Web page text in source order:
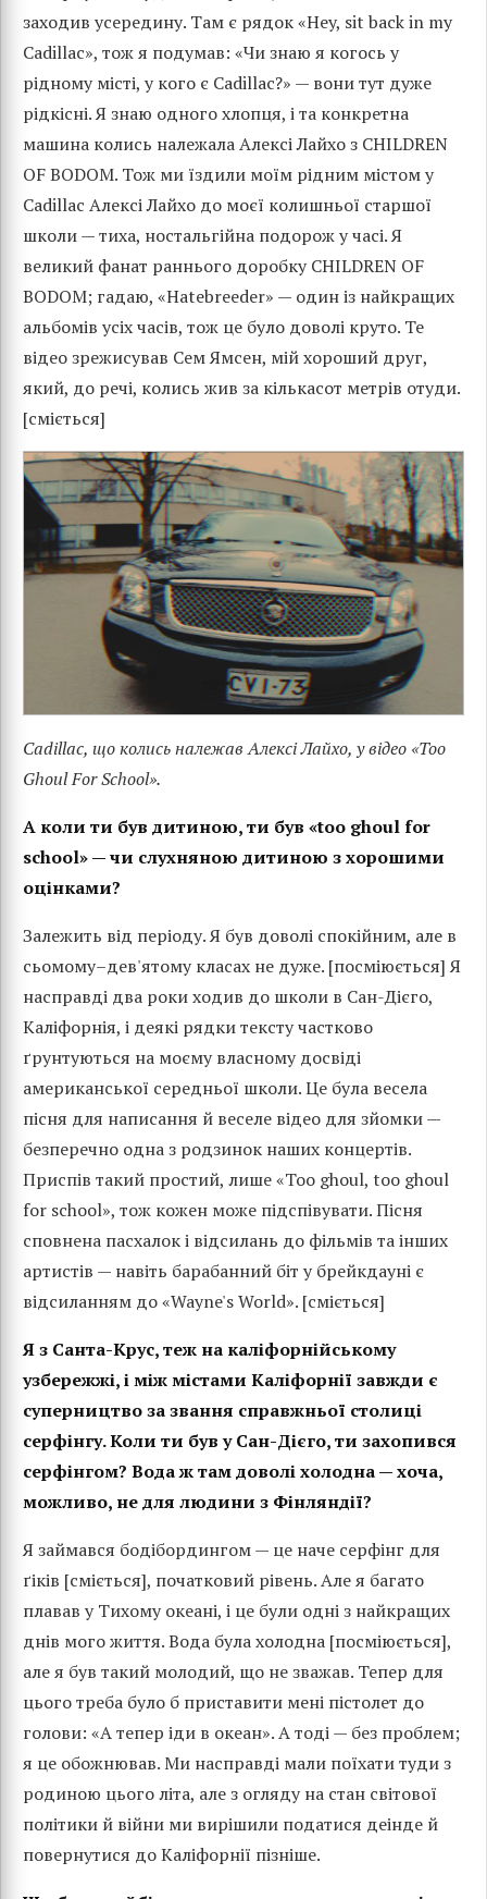
заходив усередину. Там є рядок «Hey, sit back in my
Cadillac», тож я подумав: «Чи знаю я когось у
рідному місті, у кого є Cadillac?» — вони тут дуже
рідкісні. Я знаю одного хлопця, і та конкретна
машина колись належала Алексі Лайхо з CHILDREN
OF BODOM. Тож ми їздили моїм рідним містом у
Cadillac Алексі Лайхо до моєї колишньої старшої
школи — тиха, ностальгійна подорож у часі. Я
великий фанат раннього доробку CHILDREN OF
BODOM; гадаю, «Hatebreeder» — один із найкращих
альбомів усіх часів, тож це було доволі круто. Те
відео зрежисував Сем Ямсен, мій хороший друг,
який, до речі, колись жив за кількасот метрів отуди.
[сміється]
Cadillac, що колись належав Алексі Лайхо, у відео «Too
Ghoul For School».
А коли ти був дитиною, ти був «too ghoul for
school» — чи слухняною дитиною з хорошими
оцінками?
Залежить від періоду. Я був доволі спокійним, але в
сьомому–дев'ятому класах не дуже. [посміюється] Я
насправді два роки ходив до школи в Сан-Дієго,
Каліфорнія, і деякі рядки тексту частково
ґрунтуються на моєму власному досвіді
американської середньої школи. Це була весела
пісня для написання й веселе відео для зйомки —
безперечно одна з родзинок наших концертів.
Приспів такий простий, лише «Too ghoul, too ghoul
for school», тож кожен може підспівувати. Пісня
сповнена пасхалок і відсилань до фільмів та інших
артистів — навіть барабанний біт у брейкдауні є
відсиланням до «Wayne's World». [сміється]
Я з Санта-Крус, теж на каліфорнійському
узбережжі, і між містами Каліфорнії завжди є
суперництво за звання справжньої столиці
серфінгу. Коли ти був у Сан-Дієго, ти захопився
серфінгом? Вода ж там доволі холодна — хоча,
можливо, не для людини з Фінляндії?
Я займався бодібордингом — це наче серфінг для
ґіків [сміється], початковий рівень. Але я багато
плавав у Тихому океані, і це були одні з найкращих
днів мого життя. Вода була холодна [посміюється],
але я був такий молодий, що не зважав. Тепер для
цього треба було б приставити мені пістолет до
голови: «А тепер іди в океан». А тоді — без проблем;
я це обожнював. Ми насправді мали поїхати туди з
родиною цього літа, але з огляду на стан світової
політики й війни ми вирішили податися деінде й
повернутися до Каліфорнії пізніше.